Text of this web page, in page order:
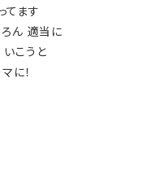
てます
ん 適当に
こうと
に！